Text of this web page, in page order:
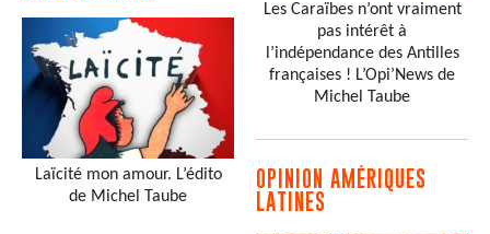
Laïcité mon amour. L’édito
de Michel Taube
Les Caraïbes n’ont vraiment
pas intérêt à
l’indépendance des Antilles
françaises ! L’Opi’News de
Michel Taube
OPINION AMÉRIQUES
LATINES